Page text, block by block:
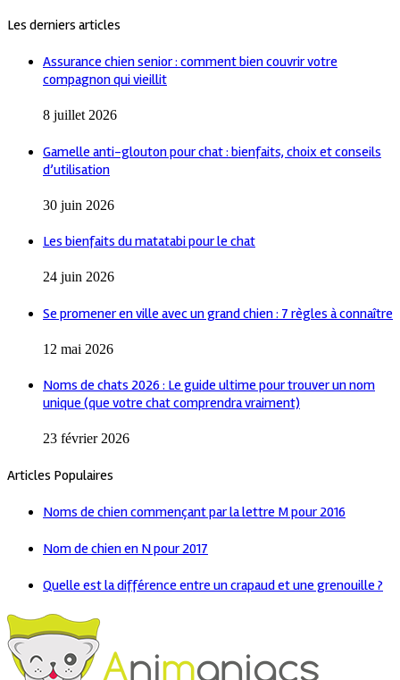
Les derniers articles
Assurance chien senior : comment bien couvrir votre
compagnon qui vieillit
8 juillet 2026
Gamelle anti-glouton pour chat : bienfaits, choix et conseils
d’utilisation
30 juin 2026
Les bienfaits du matatabi pour le chat
24 juin 2026
Se promener en ville avec un grand chien : 7 règles à connaître
12 mai 2026
Noms de chats 2026 : Le guide ultime pour trouver un nom
unique (que votre chat comprendra vraiment)
23 février 2026
Articles Populaires
Noms de chien commençant par la lettre M pour 2016
Nom de chien en N pour 2017
Quelle est la différence entre un crapaud et une grenouille ?